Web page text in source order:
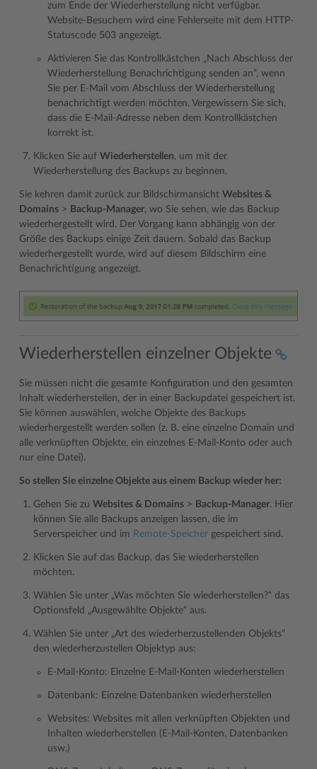
zum Ende der Wiederherstellung nicht verfügbar.
Website-Besuchern wird eine Fehlerseite mit dem HTTP-
Statuscode 503 angezeigt.
Aktivieren Sie das Kontrollkästchen „Nach Abschluss der
Wiederherstellung Benachrichtigung senden an“, wenn
Sie per E-Mail vom Abschluss der Wiederherstellung
benachrichtigt werden möchten. Vergewissern Sie sich,
dass die E-Mail-Adresse neben dem Kontrollkästchen
korrekt ist.
Klicken Sie auf Wiederherstellen, um mit der
Wiederherstellung des Backups zu beginnen.
Sie kehren damit zurück zur Bildschirmansicht Websites &
Domains > Backup-Manager, wo Sie sehen, wie das Backup
wiederhergestellt wird. Der Vorgang kann abhängig von der
Größe des Backups einige Zeit dauern. Sobald das Backup
wiederhergestellt wurde, wird auf diesem Bildschirm eine
Benachrichtigung angezeigt.
Wiederherstellen einzelner Objekte
Sie müssen nicht die gesamte Konfiguration und den gesamten
Inhalt wiederherstellen, der in einer Backupdatei gespeichert ist.
Sie können auswählen, welche Objekte des Backups
wiederhergestellt werden sollen (z. B. eine einzelne Domain und
alle verknüpften Objekte, ein einzelnes E-Mail-Konto oder auch
nur eine Datei).
So stellen Sie einzelne Objekte aus einem Backup wieder her:
Gehen Sie zu Websites & Domains > Backup-Manager. Hier
können Sie alle Backups anzeigen lassen, die im
Serverspeicher und im Remote-Speicher gespeichert sind.
Klicken Sie auf das Backup, das Sie wiederherstellen
möchten.
Wählen Sie unter „Was möchten Sie wiederherstellen?“ das
Optionsfeld „Ausgewählte Objekte“ aus.
Wählen Sie unter „Art des wiederherzustellenden Objekts“
den wiederherzustellen Objektyp aus:
E-Mail-Konto: Einzelne E-Mail-Konten wiederherstellen
Datenbank: Einzelne Datenbanken wiederherstellen
Websites: Websites mit allen verknüpften Objekten und
Inhalten wiederherstellen (E-Mail-Konten, Datenbanken
usw.)